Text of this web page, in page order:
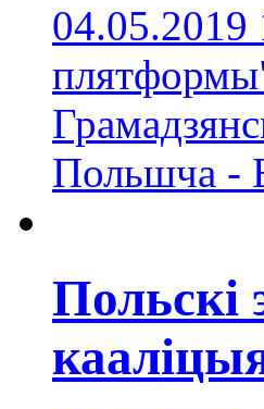
04.05.2019
Польшча -
Польскі